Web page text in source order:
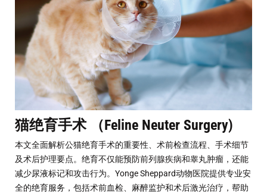
猫绝育手术 （Feline Neuter Surgery)
本文全面解析公猫绝育手术的重要性、术前检查流程、手术细节
及术后护理要点。绝育不仅能预防前列腺疾病和睾丸肿瘤，还能
减少尿液标记和攻击行为。Yonge Sheppard动物医院提供专业安
全的绝育服务，包括术前血检、麻醉监护和术后激光治疗，帮助